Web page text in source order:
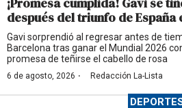
después del triunfo de España
Gavi sorprendió al regresar antes de
Barcelona tras ganar el Mundial 2026
promesa de teñirse el cabello de rosa
6 de agosto, 2026 · Redacción La-Lista